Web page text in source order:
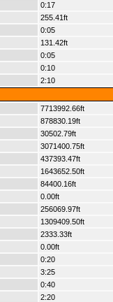
0:17
255.41ft
0:05
131.42ft
0:05
0:10
2:10
7713992.66ft
878830.19ft
30502.79ft
3071400.75ft
437393.47ft
1643652.50ft
84400.16ft
0.00ft
256069.97ft
1309409.50ft
2333.33ft
0.00ft
0:20
3:25
0:40
2:20